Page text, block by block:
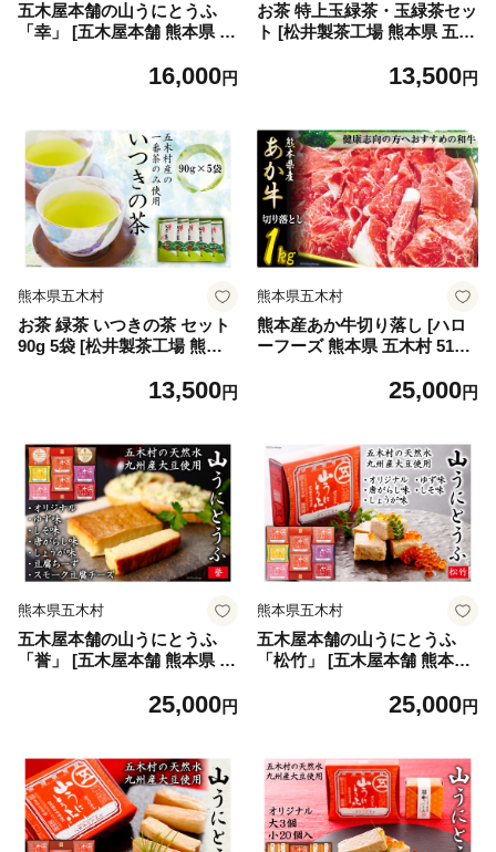
五木屋本舗の山うにとうふ
「幸」 [五木屋本舗 熊本県 五
九州産大豆・天然水使用 熊本
ちーず 豆腐チーズ チーズ ス
モーク豆腐チーズ スモーク
燻製 ゆず 柚子 しそ 大豆食品
冷蔵
16,000円
お茶 特上玉緑茶・玉緑茶セッ
ト [松井製茶工場 熊本県 五木
13,500円
熊本県五木村
お茶 緑茶 いつきの茶 セット
90g 5袋 [松井製茶工場 熊本
と納税 おちゃ 一番茶 日本茶
13,500円
熊本県五木村
熊本産あか牛切り落し [ハロ
ーフーズ 熊本県 五木村 5112
落とし 熊本県 五木村 特産
25,000円
熊本県五木村
五木屋本舗の山うにとうふ
「誉」 [五木屋本舗 熊本県 五
九州産大豆・天然水使用 熊本
ちーず 豆腐チーズ チーズ ス
モーク豆腐チーズ スモーク
燻製 ゆず 柚子 しょうが 生姜
しそ 大豆食品 冷蔵
25,000円
熊本県五木村
五木屋本舗の山うにとうふ
「松竹」 [五木屋本舗 熊本県
漬 九州産大豆・天然水使用
ず 柚子 しょうが 生姜 しそ
大豆食品 冷蔵
25,000円